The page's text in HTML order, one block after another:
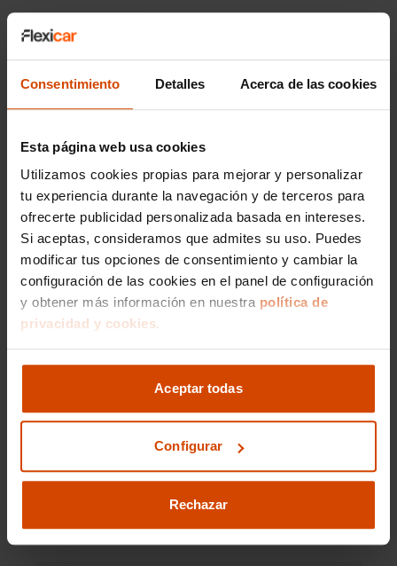
Consentimiento Detalles Acerca de las cookies
Esta página web usa cookies
Utilizamos cookies propias para mejorar y personalizar
tu experiencia durante la navegación y de terceros para
ofrecerte publicidad personalizada basada en intereses.
Si aceptas, consideramos que admites su uso. Puedes
modificar tus opciones de consentimiento y cambiar la
configuración de las cookies en el panel de configuración
y obtener más información en nuestra política de
privacidad y cookies.
Aceptar todas
Configurar
Rechazar
cada transacción, proporcionando informes
detallados sobre el estado del vehículo, lo que te
ayuda a tomar una decisión informada y segura
segunda mano fiable y asequible.
Versiones del modelo
Fiat Doblo Plus Fiat Doblo Sx
Modelos por provincia
Fiat Tipo en Toledo
Fiat Tipo Easy en Toledo
Fiat 500X Sport en Toledo